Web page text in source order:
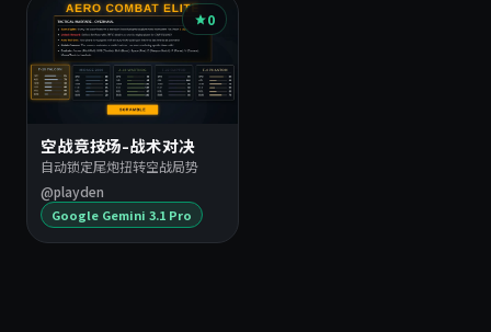
0
空战竞技场-战术对决
自动锁定尾炮扭转空战局势
@playden
Google Gemini 3.1 Pro